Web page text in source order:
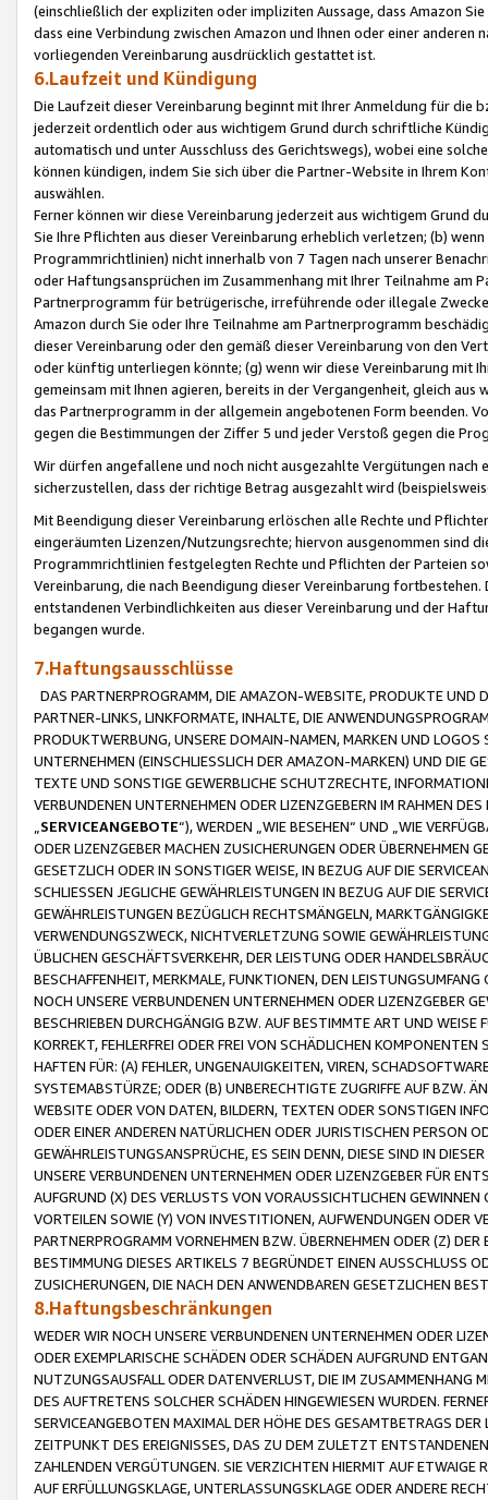
(einschließlich der expliziten oder impliziten Aussage, dass Amazon
dass eine Verbindung zwischen Amazon und Ihnen oder einer
vorliegenden Vereinbarung ausdrücklich gestattet ist.
6.Laufzeit und Kündigung
Die Laufzeit dieser Vereinbarung beginnt mit Ihrer Anmeldung für die
jederzeit ordentlich oder aus wichtigem Grund durch schriftliche
automatisch und unter Ausschluss des Gerichtswegs), wobei eine
können kündigen, indem Sie sich über die Partner-Website in Ihrem
auswählen.
Ferner können wir diese Vereinbarung jederzeit aus wichtigem Grund
Sie Ihre Pflichten aus dieser Vereinbarung erheblich verletzen; (b)
Programmrichtlinien) nicht innerhalb von 7 Tagen nach unserer
oder Haftungsansprüchen im Zusammenhang mit Ihrer Teilnahme am
Partnerprogramm für betrügerische, irreführende oder illegale
Amazon durch Sie oder Ihre Teilnahme am Partnerprogramm
dieser Vereinbarung oder den gemäß dieser Vereinbarung von den
oder künftig unterliegen könnte; (g) wenn wir diese Vereinbarung mit
gemeinsam mit Ihnen agieren, bereits in der Vergangenheit, gleich
das Partnerprogramm in der allgemein angebotenen Form beenden.
gegen die Bestimmungen der Ziffer 5 und jeder Verstoß gegen die
Wir dürfen angefallene und noch nicht ausgezahlte Vergütungen
sicherzustellen, dass der richtige Betrag ausgezahlt wird
Mit Beendigung dieser Vereinbarung erlöschen alle Rechte und
eingeräumten Lizenzen/Nutzungsrechte; hiervon ausgenommen sind
Programmrichtlinien festgelegten Rechte und Pflichten der Parteien
Vereinbarung, die nach Beendigung dieser Vereinbarung
entstandenen Verbindlichkeiten aus dieser Vereinbarung und der
begangen wurde.
7.Haftungsausschlüsse
DAS PARTNERPROGRAMM, DIE AMAZON-WEBSITE, PRODUKTE UND
PARTNER-LINKS, LINKFORMATE, INHALTE, DIE
PRODUKTWERBUNG, UNSERE DOMAIN-NAMEN, MARKEN UND
UNTERNEHMEN (EINSCHLIESSLICH DER AMAZON-MARKEN) UND DIE
TEXTE UND SONSTIGE GEWERBLICHE SCHUTZRECHTE,
VERBUNDENEN UNTERNEHMEN ODER LIZENZGEBERN IM RAHMEN
SERVICEANGEBOTE“), WERDEN „WIE BESEHEN“ UND „WIE
ODER LIZENZGEBER MACHEN ZUSICHERUNGEN ODER ÜBERNEHMEN
GESETZLICH ODER IN SONSTIGER WEISE, IN BEZUG AUF DIE
SCHLIESSEN JEGLICHE GEWÄHRLEISTUNGEN IN BEZUG AUF DIE
GEWÄHRLEISTUNGEN BEZÜGLICH RECHTSMÄNGELN,
VERWENDUNGSZWECK, NICHTVERLETZUNG SOWIE
ÜBLICHEN GESCHÄFTSVERKEHR, DER LEISTUNG ODER
BESCHAFFENHEIT, MERKMALE, FUNKTIONEN, DEN
NOCH UNSERE VERBUNDENEN UNTERNEHMEN ODER LIZENZGEBER
BESCHRIEBEN DURCHGÄNGIG BZW. AUF BESTIMMTE ART UND
KORREKT, FEHLERFREI ODER FREI VON SCHÄDLICHEN
HAFTEN FÜR: (A) FEHLER, UNGENAUIGKEITEN, VIREN,
SYSTEMABSTÜRZE; ODER (B) UNBERECHTIGTE ZUGRIFFE AUF BZW.
WEBSITE ODER VON DATEN, BILDERN, TEXTEN ODER SONSTIGEN
ODER EINER ANDEREN NATÜRLICHEN ODER JURISTISCHEN PERSON
GEWÄHRLEISTUNGSANSPRÜCHE, ES SEIN DENN, DIESE SIND IN
UNSERE VERBUNDENEN UNTERNEHMEN ODER LIZENZGEBER FÜR
AUFGRUND (X) DES VERLUSTS VON VORAUSSICHTLICHEN
VORTEILEN SOWIE (Y) VON INVESTITIONEN, AUFWENDUNGEN ODER
PARTNERPROGRAMM VORNEHMEN BZW. ÜBERNEHMEN ODER (Z)
BESTIMMUNG DIESES ARTIKELS 7 BEGRÜNDET EINEN AUSSCHLUSS
ZUSICHERUNGEN, DIE NACH DEN ANWENDBAREN GESETZLICHEN
8.Haftungsbeschränkungen
WEDER WIR NOCH UNSERE VERBUNDENEN UNTERNEHMEN ODER
ODER EXEMPLARISCHE SCHÄDEN ODER SCHÄDEN AUFGRUND
NUTZUNGSAUSFALL ODER DATENVERLUST, DIE IM ZUSAMMENHANG
DES AUFTRETENS SOLCHER SCHÄDEN HINGEWIESEN WURDEN.
SERVICEANGEBOTEN MAXIMAL DER HÖHE DES GESAMTBETRAGS
ZEITPUNKT DES EREIGNISSES, DAS ZU DEM ZULETZT
ZAHLENDEN VERGÜTUNGEN. SIE VERZICHTEN HIERMIT AUF
AUF ERFÜLLUNGSKLAGE, UNTERLASSUNGSKLAGE ODER ANDERE